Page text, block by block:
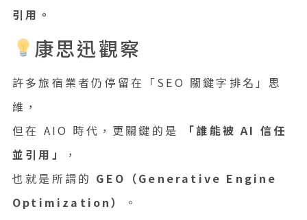
引用。
康思迅觀察
許多旅宿業者仍停留在「SEO 關鍵字排名」思
維，
但在 AIO 時代，更關鍵的是
「誰能被 AI 信任
並引用」
，
也就是所謂的 GEO（Generative Engine
Optimization）
。